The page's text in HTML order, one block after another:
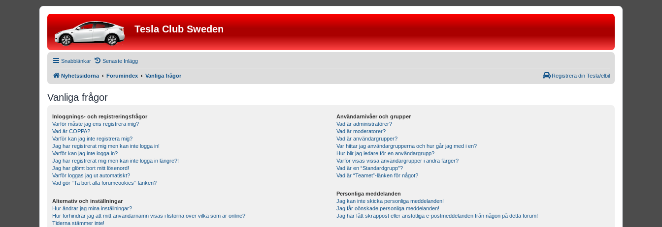
Tesla Club Sweden
Snabblänkar Senaste Inlägg
Nyhetssidorna Forumindex Vanliga frågor Registrera din Tesla/elbil
Vanliga frågor
Inloggnings- och registreringsfrågor
Varför måste jag ens registrera mig?
Vad är COPPA?
Varför kan jag inte registrera mig?
Jag har registrerat mig men kan inte logga in!
Varför kan jag inte logga in?
Jag har registrerat mig men kan inte logga in längre?!
Jag har glömt bort mitt lösenord!
Varför loggas jag ut automatiskt?
Vad gör “Ta bort alla forumcookies”-länken?
Alternativ och inställningar
Hur ändrar jag mina inställningar?
Hur förhindrar jag att mitt användarnamn visas i listorna över vilka som är online?
Tiderna stämmer inte!
Användarnivåer och grupper
Vad är administratörer?
Vad är moderatorer?
Vad är användargrupper?
Var hittar jag användargrupperna och hur går jag med i en?
Hur blir jag ledare för en användargrupp?
Varför visas vissa användargrupper i andra färger?
Vad är en “Standardgrupp”?
Vad är “Teamet”-länken för något?
Personliga meddelanden
Jag kan inte skicka personliga meddelanden!
Jag får oönskade personliga meddelanden!
Jag har fått skräppost eller anstötliga e-postmeddelanden från någon på detta forum!